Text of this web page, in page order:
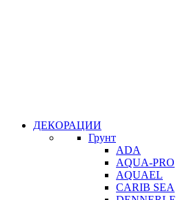
ДЕКОРАЦИИ
Грунт
ADA
AQUA-PRO
AQUAEL
CARIB SEA